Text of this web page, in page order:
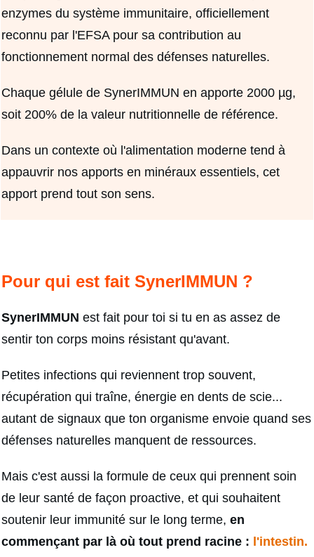
enzymes du système immunitaire, officiellement
reconnu par l'EFSA pour sa contribution au
fonctionnement normal des défenses naturelles.
Chaque gélule de SynerIMMUN en apporte 2000 µg,
soit 200% de la valeur nutritionnelle de référence.
Dans un contexte où l'alimentation moderne tend à
appauvrir nos apports en minéraux essentiels, cet
apport prend tout son sens.
Pour qui est fait SynerIMMUN ?
SynerIMMUN est fait pour toi si tu en as assez de
sentir ton corps moins résistant qu'avant.
Petites infections qui reviennent trop souvent,
récupération qui traîne, énergie en dents de scie...
autant de signaux que ton organisme envoie quand ses
défenses naturelles manquent de ressources.
Mais c'est aussi la formule de ceux qui prennent soin
de leur santé de façon proactive, et qui souhaitent
soutenir leur immunité sur le long terme, en
commençant par là où tout prend racine : l'intestin.